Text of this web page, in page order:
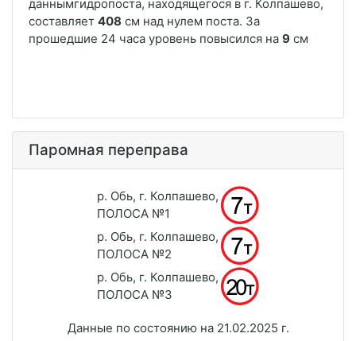
Паромная переправа
р. Обь, г. Колпашево,
ПОЛОСА №1
р. Обь, г. Колпашево,
ПОЛОСА №2
р. Обь, г. Колпашево,
ПОЛОСА №3
Данные по состоянию на 21.02.2025 г.